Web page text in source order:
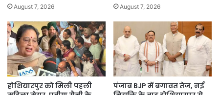
August 7, 2026 August 7, 2026
होशियारपुर को मिली पहली
पंजाब BJP में बगावत तेज, नई